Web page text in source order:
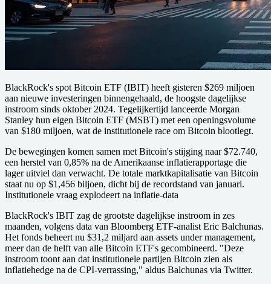
BlackRock's spot Bitcoin ETF (IBIT) heeft gisteren $269 miljoen
aan nieuwe investeringen binnengehaald, de hoogste dagelijkse
instroom sinds oktober 2024. Tegelijkertijd lanceerde Morgan
Stanley hun eigen Bitcoin ETF (MSBT) met een openingsvolume
van $180 miljoen, wat de institutionele race om Bitcoin blootlegt.
De bewegingen komen samen met Bitcoin's stijging naar $72.740,
een herstel van 0,85% na de Amerikaanse inflatierapportage die
lager uitviel dan verwacht. De totale marktkapitalisatie van Bitcoin
staat nu op $1,456 biljoen, dicht bij de recordstand van januari.
Institutionele vraag explodeert na inflatie-data
BlackRock's IBIT zag de grootste dagelijkse instroom in zes
maanden, volgens data van Bloomberg ETF-analist Eric Balchunas.
Het fonds beheert nu $31,2 miljard aan assets under management,
meer dan de helft van alle Bitcoin ETF's gecombineerd. "Deze
instroom toont aan dat institutionele partijen Bitcoin zien als
inflatiehedge na de CPI-verrassing," aldus Balchunas via Twitter.